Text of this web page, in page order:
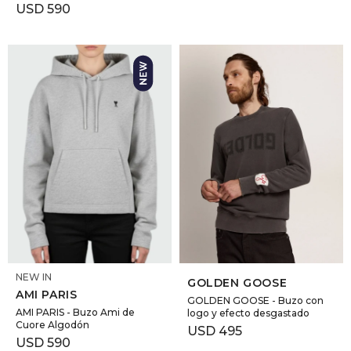
USD 590
SELECCIONAR TALLE
NEW IN
AMI PARIS
AMI PARIS - Buzo Ami de
Cuore Algodón
USD 590
SELECCIONAR TALLE
GOLDEN GOOSE
GOLDEN GOOSE - Buzo con
logo y efecto desgastado
USD 495